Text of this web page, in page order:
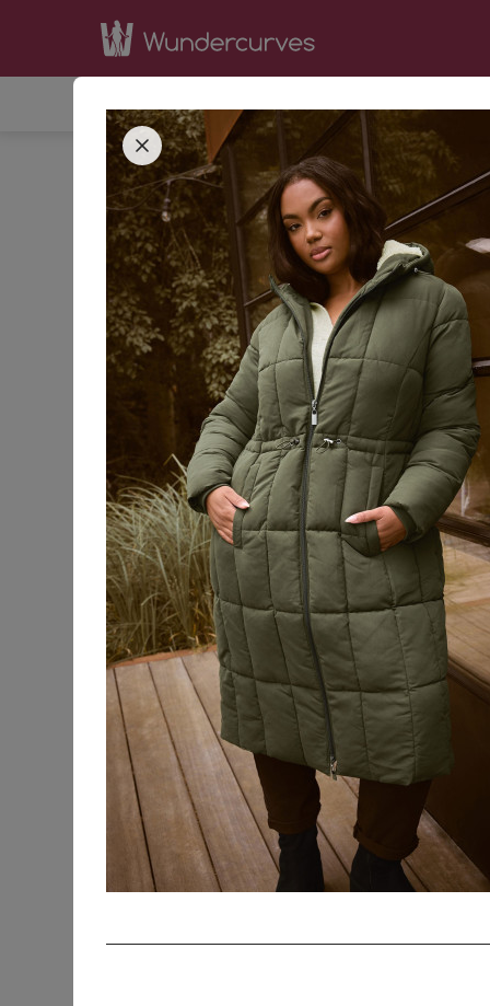
STARTSEITE BEKLEIDUNG JACKEN & MÄNTEL
GRÖSSE 44
KATEGORIEN
Accessoires
Bademode &
Strandkleidung
Beauty
Blusen & Tuniken
Fanmerchandise
Hosen
Jacken & Mäntel
Blazer
Blousons
SORTIERUNG